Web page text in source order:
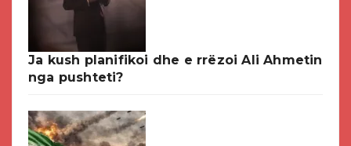
Ja kush planifikoi dhe e rrëzoi Ali Ahmetin
nga pushteti?